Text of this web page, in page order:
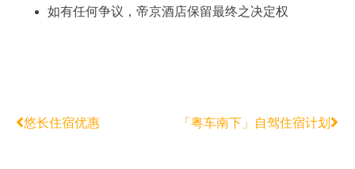
如有任何争议，帝京酒店保留最终之决定权
悠长住宿优惠 「粤车南下」自驾住宿计划